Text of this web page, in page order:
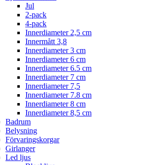
Jul
2-pack
4-pack
Innerdiameter 2,5 cm
Innermått 3,8
Innerdiameter 3 cm
Innerdiameter 6 cm
Innerdiameter 6.5 cm
Innerdiameter 7 cm
Innerdiameter 7,5
Innerdiameter 7.8 cm
Innerdiameter 8 cm
Innerdiameter 8,5 cm
Badrum
Belysning
Förvaringskorgar
Girlanger
Led ljus